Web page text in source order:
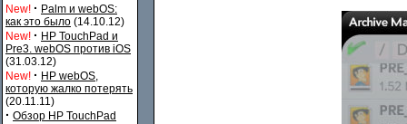
New! · Palm и webOS:
как это было (14.10.12)
New! · HP TouchPad и
Pre3. webOS против iOS
(31.03.12)
New! · HP webOS,
которую жалко потерять
(20.11.11)
· Обзор HP TouchPad